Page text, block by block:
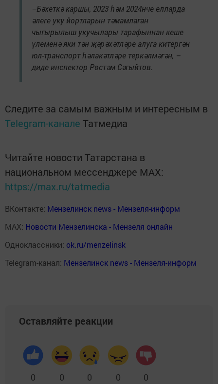
–Бәхеткә каршы, 2023 һәм 2024нче елларда
әлеге уку йортларын тәмамлаган
чыгырылыш укучылары тарафыннан кеше
үлеменә яки тән җәрәхәтләре алуга китергән
юл-транспорт һәлакәтләре теркәлмәгән, –
диде инспектор Рөстәм Сәгыйтов.
Следите за самым важным и интересным в
Telegram-канале Татмедиа
Читайте новости Татарстана в
национальном мессенджере MАХ:
https://max.ru/tatmedia
ВКонтакте: Мензелинск news - Мензеля-информ
MAX: Новости Мензелинска - Мензеля онлайн
Одноклассники: ok.ru/menzelinsk
Telegram-канал: Мензелинск news - Мензеля-информ
Оставляйте реакции
0 0 0 0 0